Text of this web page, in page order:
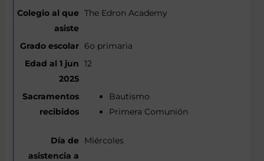
The Edron Academy
6o primaria
12
Bautismo
Primera Comunión
Miércoles